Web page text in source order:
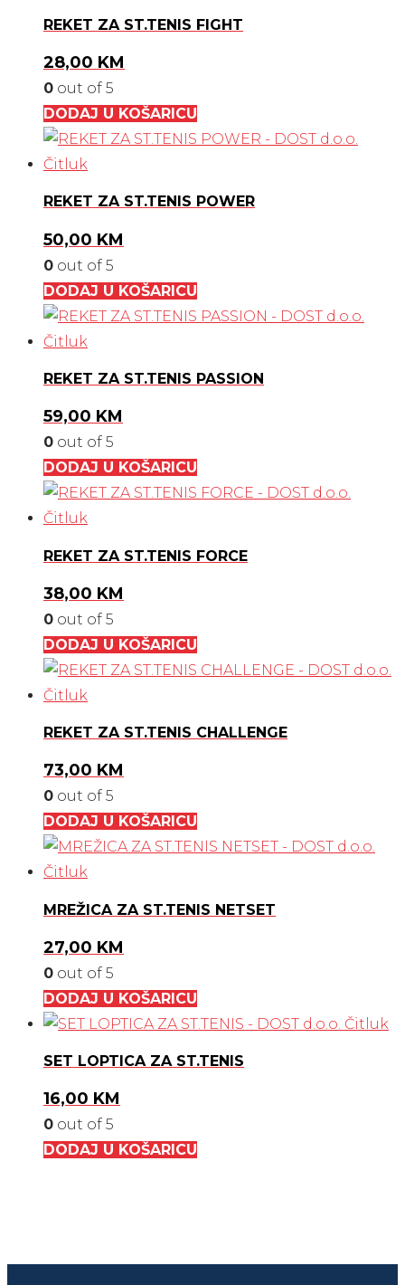
REKET ZA ST.TENIS FIGHT
28,00 KM
0 out of 5
DODAJ U KOŠARICU
REKET ZA ST.TENIS POWER
50,00 KM
0 out of 5
DODAJ U KOŠARICU
REKET ZA ST.TENIS PASSION
59,00 KM
0 out of 5
DODAJ U KOŠARICU
REKET ZA ST.TENIS FORCE
38,00 KM
0 out of 5
DODAJ U KOŠARICU
REKET ZA ST.TENIS CHALLENGE
73,00 KM
0 out of 5
DODAJ U KOŠARICU
MREŽICA ZA ST.TENIS NETSET
27,00 KM
0 out of 5
DODAJ U KOŠARICU
SET LOPTICA ZA ST.TENIS
16,00 KM
0 out of 5
DODAJ U KOŠARICU